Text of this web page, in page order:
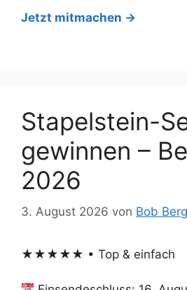
Jetzt mitmachen →
Stapelstein-
gewinnen –
2026
3. August 2026 von Bob
★★★★★ • Top & einfach